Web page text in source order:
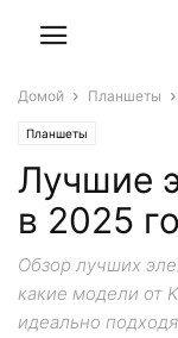
Домой Планшеты
Планшеты
Лучшие
в 2025
Обзор лучших
какие модели от
идеально